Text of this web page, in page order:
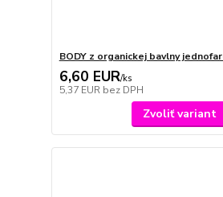
BODY z organickej bavlny
6,60 EUR/ks
5,37 EUR bez DPH
Zvoliť variant